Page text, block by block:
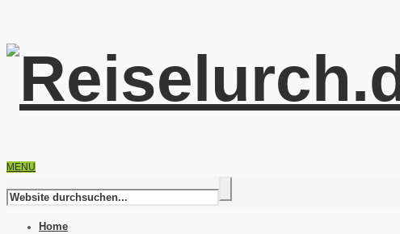
MENU
Home